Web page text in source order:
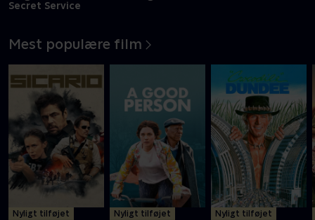
Secret Service
Mest populære film
Nyligt tilføjet Nyligt tilføjet Nyligt tilføjet